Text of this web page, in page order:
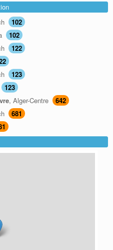
102
102
122
123
123
, Alger-Centre
642
681